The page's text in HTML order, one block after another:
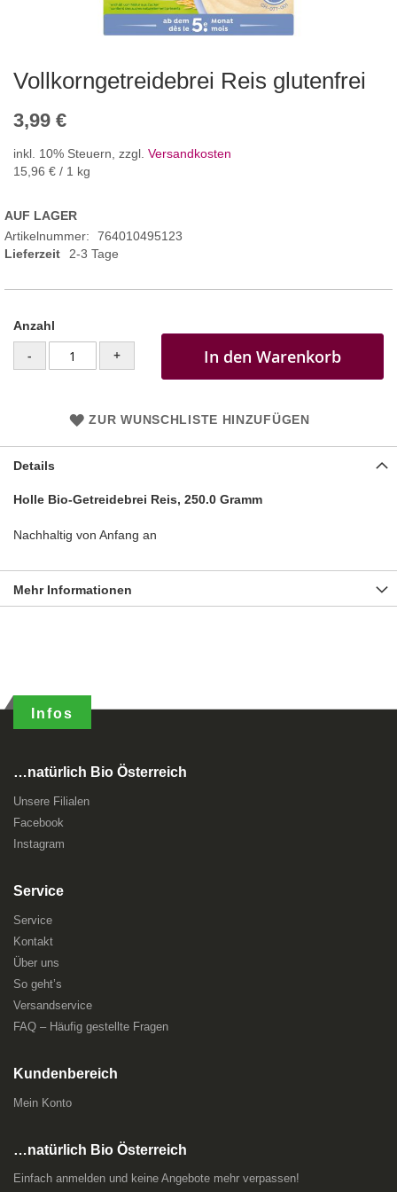
Vollkorngetreidebrei Reis glutenfrei
3,99 €
inkl. 10% Steuern, zzgl. Versandkosten
15,96 € / 1 kg
AUF LAGER
Artikelnummer
764010495123
Lieferzeit
2-3 Tage
Anzahl
- + In den Warenkorb
ZUR WUNSCHLISTE HINZUFÜGEN
Details
Holle Bio-Getreidebrei Reis, 250.0 Gramm
Nachhaltig von Anfang an
Mehr Informationen
Infos
…natürlich Bio Österreich
Unsere Filialen
Facebook
Instagram
Service
Service
Kontakt
Über uns
So geht’s
Versandservice
FAQ – Häufig gestellte Fragen
Kundenbereich
Mein Konto
…natürlich Bio Österreich
Einfach anmelden und keine Angebote mehr verpassen!